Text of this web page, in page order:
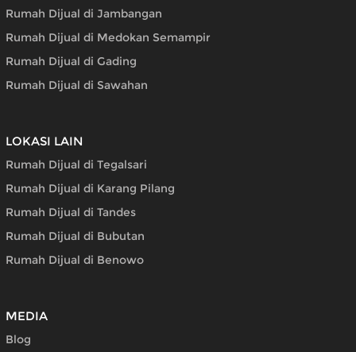
Rumah Dijual di Jambangan
Rumah Dijual di Medokan Semampir
Rumah Dijual di Gading
Rumah Dijual di Sawahan
LOKASI LAIN
Rumah Dijual di Tegalsari
Rumah Dijual di Karang Pilang
Rumah Dijual di Tandes
Rumah Dijual di Bubutan
Rumah Dijual di Benowo
MEDIA
Blog